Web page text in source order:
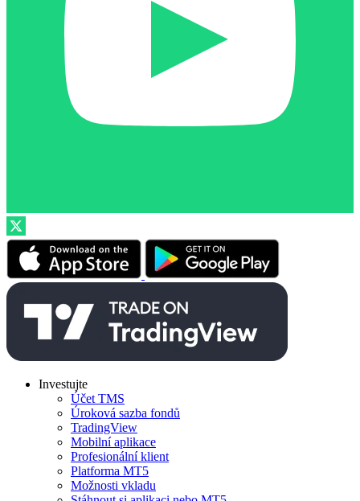
Investujte
Účet TMS
Úroková sazba fondů
TradingView
Mobilní aplikace
Profesionální klient
Platforma MT5
Možnosti vkladu